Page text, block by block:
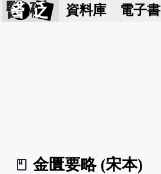
醫 砭 資料庫 電子書
book_2
金匱要略 (宋本)